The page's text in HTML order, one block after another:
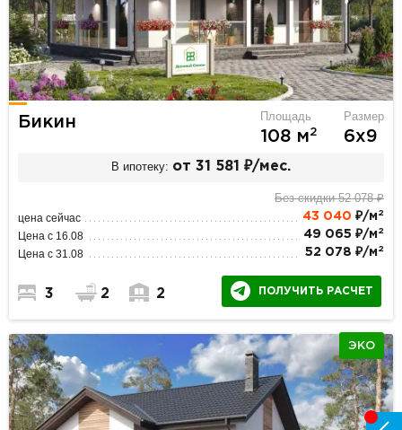
Бикин Площадь
108 м2
Размер
6х9
В ипотеку: от 31 581 ₽/мес.
Без скидки 52 078 ₽
цена сейчас 43 040 ₽/м 2
Цена с 16.08 49 065 ₽/м 2
Цена с 31.08 52 078 ₽/м 2
3 2 2 ПОЛУЧИТЬ РАСЧЕТ
ЭКО